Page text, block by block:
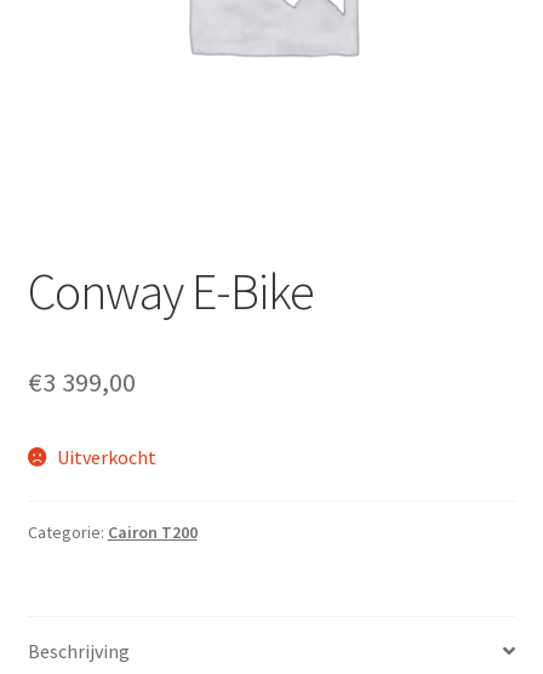
Ophaalservice
Over ons
Privacybeleid
Terugbetaal- en retourneringsbeleid
Conway E-Bike
€3 399,00
Uitverkocht
Categorie: Cairon T200
Beschrijving